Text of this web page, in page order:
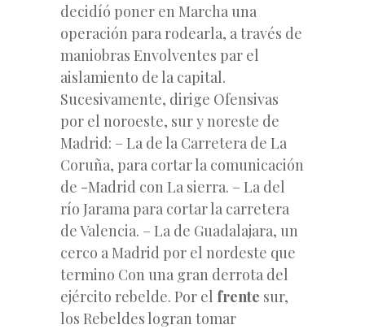
decidíó poner en Marcha una
operación para rodearla, a través de
maniobras Envolventes par el
aislamiento de la capital.
Sucesivamente, dirige Ofensivas
por el noroeste, sur y noreste de
Madrid: – La de la Carretera de La
Coruña, para cortar la comunicación
de -Madrid con La sierra. – La del
río Jarama para cortar la carretera
de Valencia. – La de Guadalajara, un
cerco a Madrid por el nordeste que
termino Con una gran derrota del
ejército rebelde. Por el frente sur,
los Rebeldes logran tomar